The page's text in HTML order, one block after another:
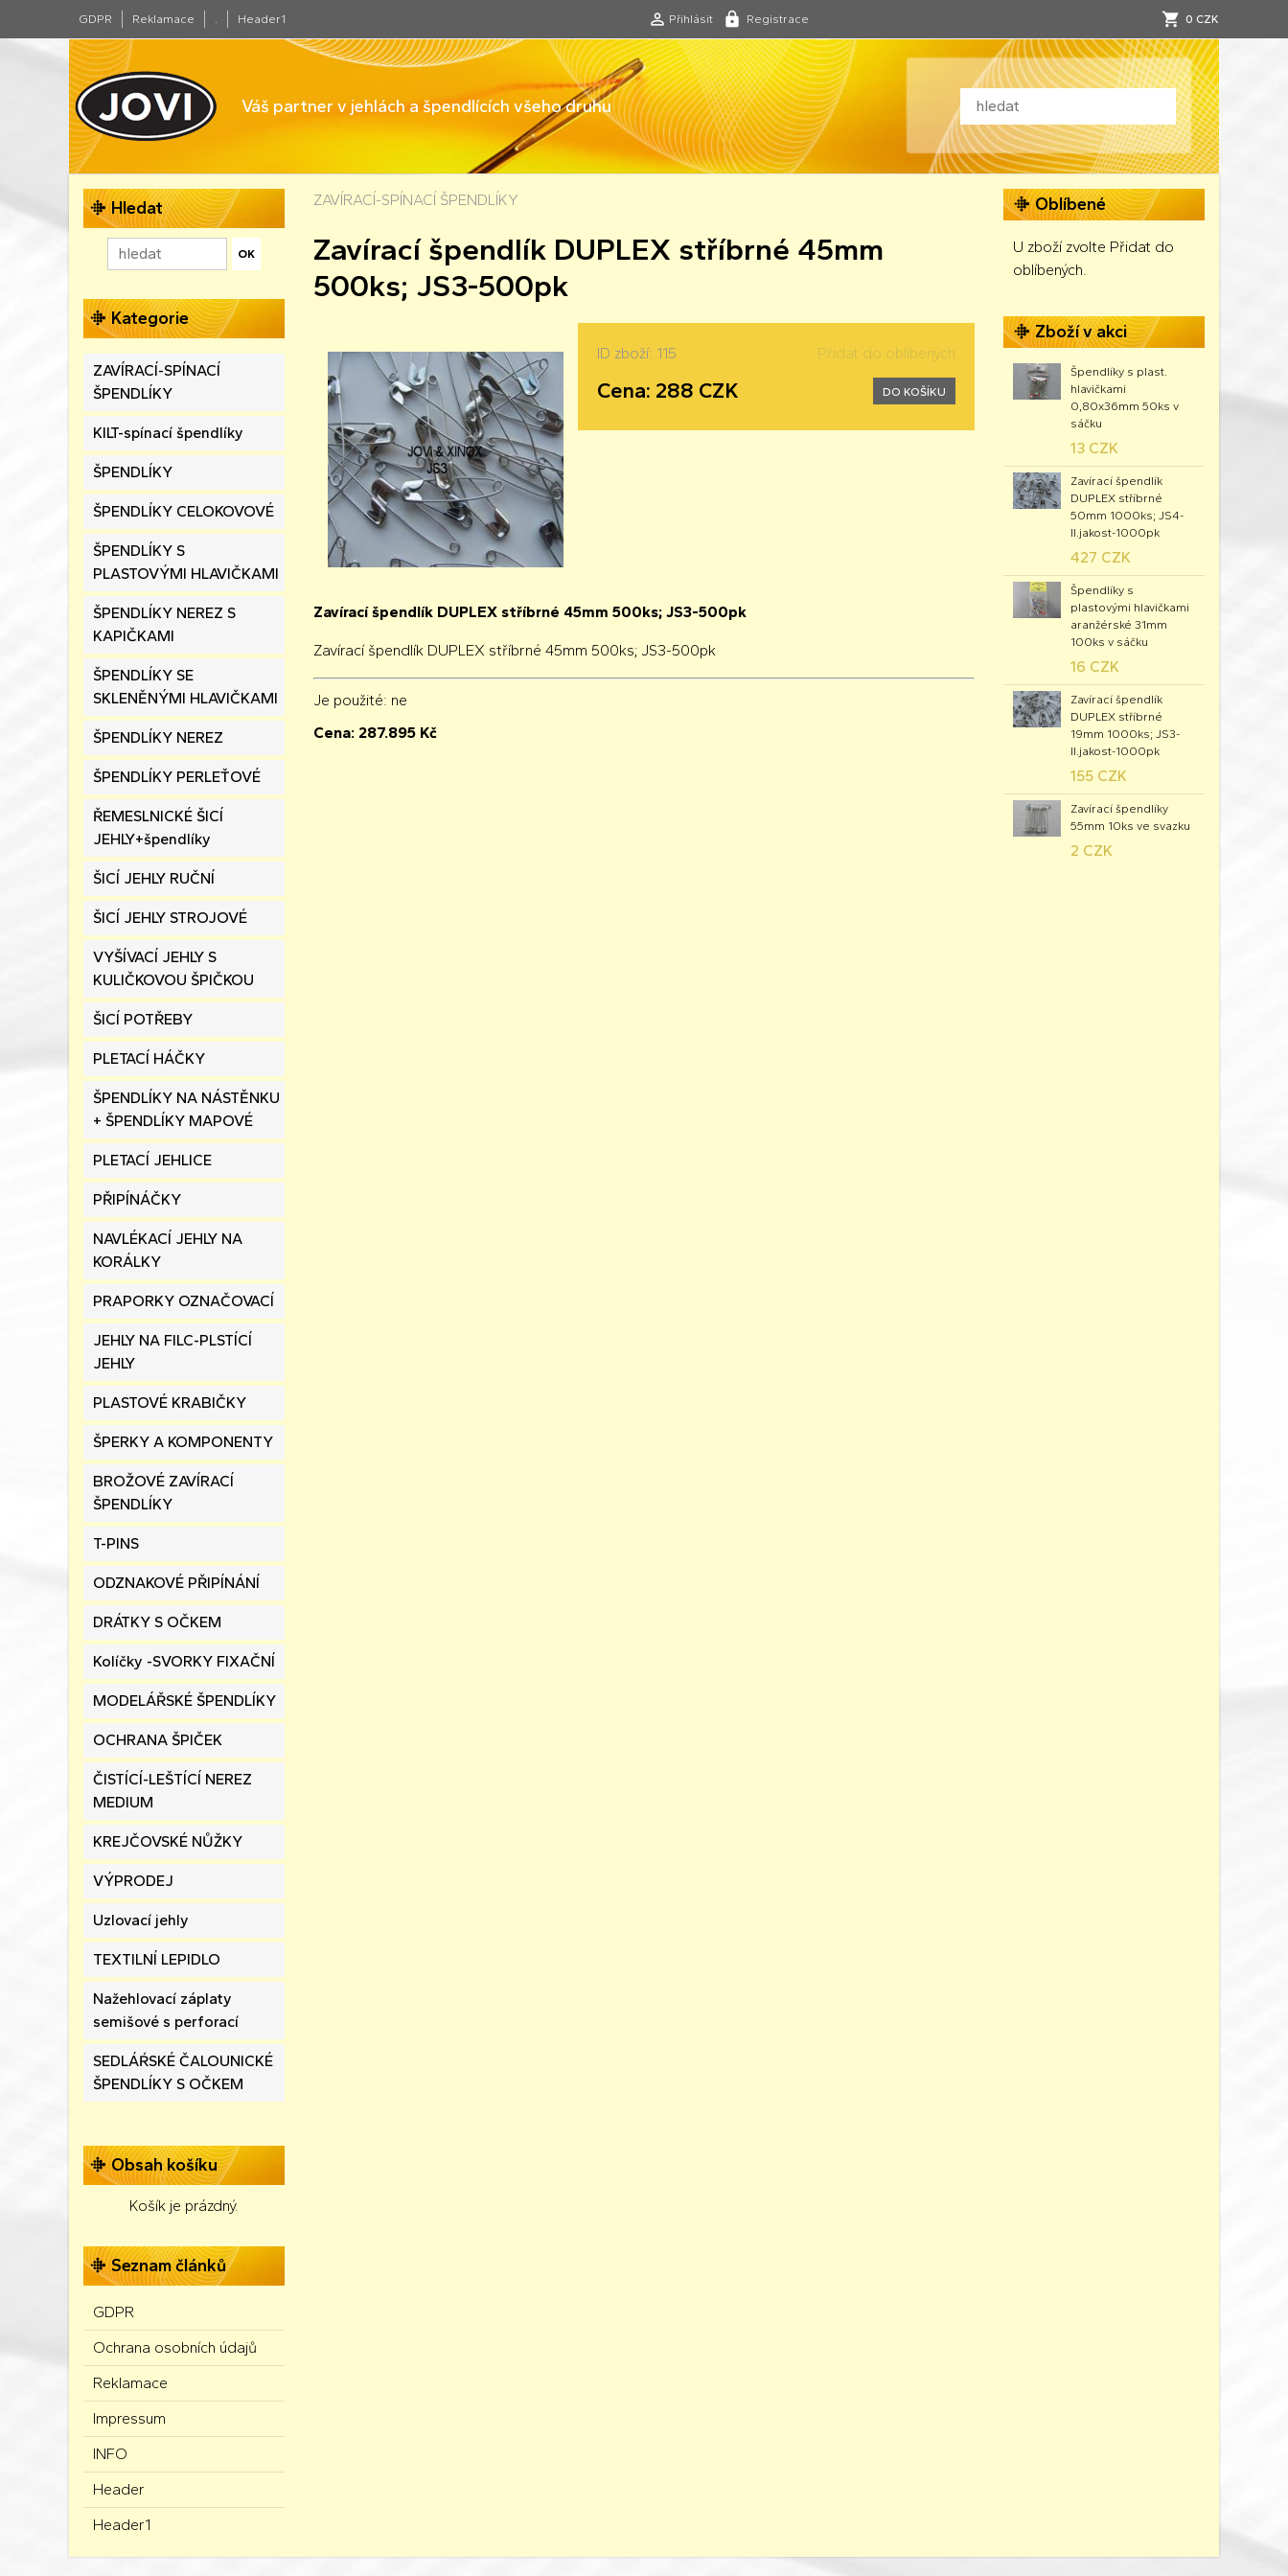
GDPR Reklamace . Header1 Přihlásit Registrace 0 CZK
Váš partner v jehlách a špendlících všeho druhu
Hledat
Kategorie
ZAVÍRACÍ-SPÍNACÍ
ŠPENDLÍKY
KILT-spínací špendlíky
ŠPENDLÍKY
ŠPENDLÍKY CELOKOVOVÉ
ŠPENDLÍKY S
PLASTOVÝMI HLAVIČKAMI
ŠPENDLÍKY NEREZ S
KAPIČKAMI
ŠPENDLÍKY SE
SKLENĚNÝMI HLAVIČKAMI
ŠPENDLÍKY NEREZ
ŠPENDLÍKY PERLEŤOVÉ
ŘEMESLNICKÉ ŠICÍ
JEHLY+špendlíky
ŠICÍ JEHLY RUČNÍ
ŠICÍ JEHLY STROJOVÉ
VYŠÍVACÍ JEHLY S
KULIČKOVOU ŠPIČKOU
ŠICÍ POTŘEBY
PLETACÍ HÁČKY
ŠPENDLÍKY NA NÁSTĚNKU
+ ŠPENDLÍKY MAPOVÉ
PLETACÍ JEHLICE
PŘIPÍNÁČKY
NAVLÉKACÍ JEHLY NA
KORÁLKY
PRAPORKY OZNAČOVACÍ
JEHLY NA FILC-PLSTÍCÍ
JEHLY
PLASTOVÉ KRABIČKY
ŠPERKY A KOMPONENTY
BROŽOVÉ ZAVÍRACÍ
ŠPENDLÍKY
T-PINS
ODZNAKOVÉ PŘIPÍNÁNÍ
DRÁTKY S OČKEM
Kolíčky -SVORKY FIXAČNÍ
MODELÁŘSKÉ ŠPENDLÍKY
OCHRANA ŠPIČEK
ČISTÍCÍ-LEŠTÍCÍ NEREZ
MEDIUM
KREJČOVSKÉ NŮŽKY
VÝPRODEJ
Uzlovací jehly
TEXTILNÍ LEPIDLO
Nažehlovací záplaty
semišové s perforací
SEDLÁŔSKÉ ČALOUNICKÉ
ŠPENDLÍKY S OČKEM
Obsah košíku
Košík je prázdný.
Seznam článků
GDPR
Ochrana osobních údajů
Reklamace
Impressum
INFO
Header
Header1
ZAVÍRACÍ-SPÍNACÍ ŠPENDLÍKY
Zavírací špendlík DUPLEX stříbrné 45mm
500ks; JS3-500pk
ID zboží: 115 Přidat do oblíbených
Cena: 288 CZK DO KOŠÍKU
Zavírací špendlík DUPLEX stříbrné 45mm 500ks; JS3-500pk
Zavírací špendlík DUPLEX stříbrné 45mm 500ks; JS3-500pk
Je použité: ne
Cena: 287.895 Kč
Oblíbené
U zboží zvolte Přidat do
oblíbených.
Zboží v akci
Špendlíky s plast.
hlavičkami
0,80x36mm 50ks v
sáčku
13 CZK
Zavírací špendlík
DUPLEX stříbrné
50mm 1000ks; JS4-
II.jakost-1000pk
427 CZK
Špendlíky s
plastovými hlavičkami
aranžérské 31mm
100ks v sáčku
16 CZK
Zavírací špendlík
DUPLEX stříbrné
19mm 1000ks; JS3-
II.jakost-1000pk
155 CZK
Zavírací špendlíky
55mm 10ks ve svazku
2 CZK